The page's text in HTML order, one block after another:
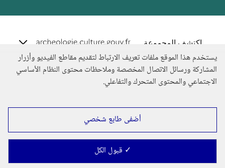
اكتشف المجموعة
يستخدم هذا الموقع ملفات تعريف الارتباط لتقديم مقاطع الفيديو وأزرار
المشاركة ورسائل الاتصال المخصصة وملاحظات محتوى النظام الأساسي
الاجتماعي والمحتوى المتحرك والتفاعلي.
أضفى طابع شخصي
✓ قبول الكل